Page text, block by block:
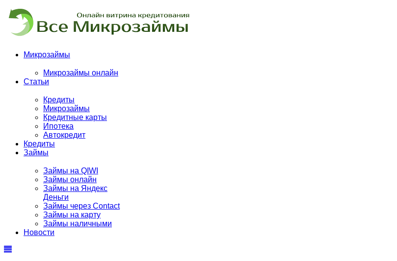
Микрозаймы
Микрозаймы онлайн
Статьи
Кредиты
Микрозаймы
Кредитные карты
Ипотека
Автокредит
Кредиты
Займы
Займы на QIWI
Займы онлайн
Займы на Яндекс
Деньги
Займы через Contact
Займы на карту
Займы наличными
Новости